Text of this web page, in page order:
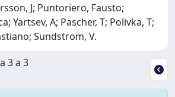
J; Puntoriero, Fausto;
Yartsev, A; Pascher, T; Polivka, T;
Sundstrom, V.
3 a 3